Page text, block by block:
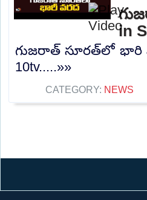
in
గుజరాత్‌ సూరత్‌లో భారి
10tv.....»»
CATEGORY: NEWS